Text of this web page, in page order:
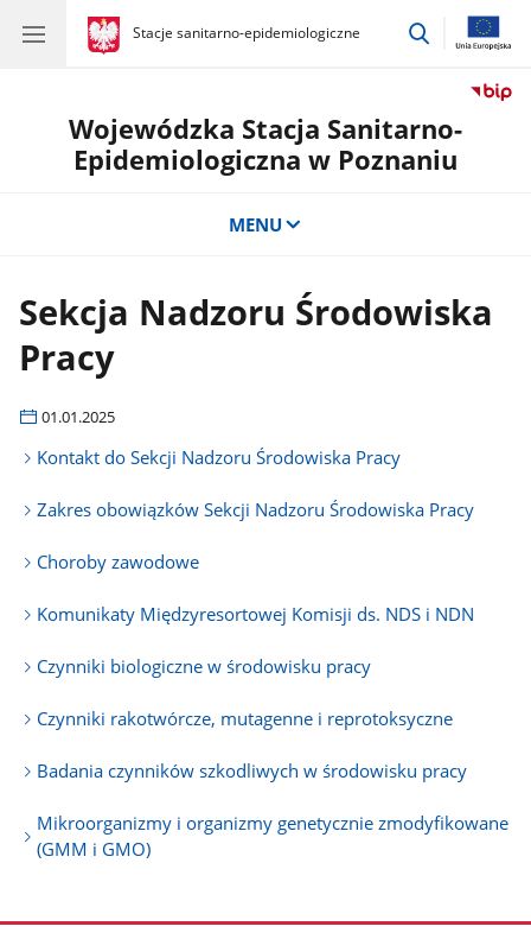
gov.pl
Stacje sanitarno-epidemiologiczne
gov.pl
Stacje
przejdź
Wojewódzka Stacja Sanitarno-
Epidemiologiczna w Poznaniu
MENU
Sekcja Nadzoru Środowiska
Pracy
01.01.2025
Kontakt do Sekcji Nadzoru Środowiska Pracy
Zakres obowiązków Sekcji Nadzoru Środowiska Pracy
Choroby zawodowe
Komunikaty Międzyresortowej Komisji ds. NDS i NDN
Czynniki biologiczne w środowisku pracy
Czynniki rakotwórcze, mutagenne i reprotoksyczne
Badania czynników szkodliwych w środowisku pracy
Mikroorganizmy i organizmy genetycznie zmodyfikowane
(GMM i GMO)